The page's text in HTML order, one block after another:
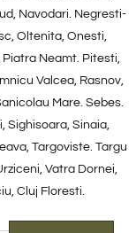
Navodari. Negresti-
Oltenita, Onesti,
Neamt. Pitesti,
Valcea, Rasnov,
Mare. Sebes.
Sighisoara, Sinaia,
Targoviste. Targu
Vatra Dornei,
Cluj Floresti.